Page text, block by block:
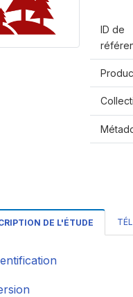
ID de
DE L'ÉTUDE